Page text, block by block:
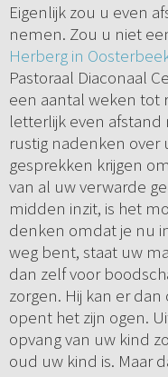
Eigenlijk zou u even
nemen. Zou u niet
Herberg in
Pastoraal Diaconaal
een aantal weken tot
letterlijk even
rustig nadenken over
gesprekken krijgen
van al uw verwarde
midden inzit, is het
denken omdat je nu
weg bent, staat uw
dan zelf voor
zorgen. Hij kan er
opent het zijn ogen.
opvang van uw kind
oud uw kind is. Maar